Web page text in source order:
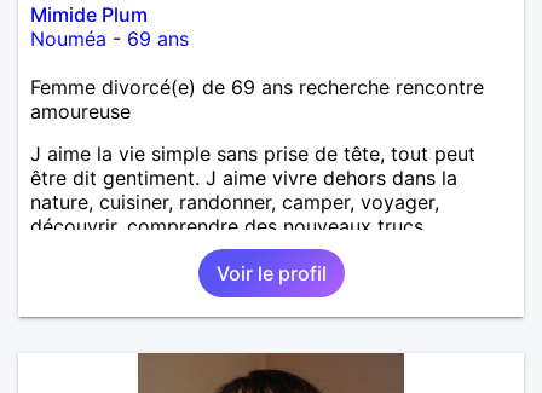
Mimide Plum
Nouméa - 69 ans
Femme divorcé(e) de 69 ans recherche rencontre
amoureuse
J aime la vie simple sans prise de tête, tout peut
être dit gentiment. J aime vivre dehors dans la
nature, cuisiner, randonner, camper, voyager,
découvrir, comprendre des nouveaux trucs
techniques et sur la vie des êtres vivants. J aime
danser, faire la fête. Je ne bois pratiquement pas d
alcool, je fume rarement, je ris souvent. Je cherche
un vrai amoureux pour continuer à profiter de la vie
en ai marre je veux partagé et rigoler
Voir le profil